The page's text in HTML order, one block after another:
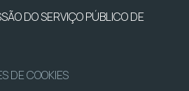
DO SERVIÇO PÚBLICO DE
DE COOKIES